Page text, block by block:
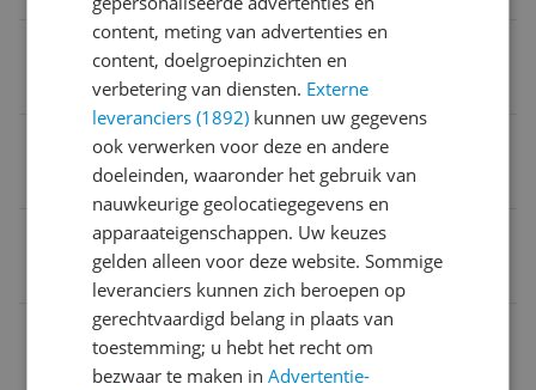
Product lengte
18,9 cm
Geheugenbandbreedte
14.000 MB/s
Product breedte
10,9 cm
Product hoogte
content, meting van advertenties en
content, doelgroepinzichten en
verbetering van diensten. Externe
leveranciers (1892) kunnen uw gegevens
ook verwerken voor deze en andere
doeleinden, waaronder het gebruik van
nauwkeurige geolocatiegegevens en
apparaateigenschappen. Uw keuzes
gelden alleen voor deze website. Sommige
leveranciers kunnen zich beroepen op
gerechtvaardigd belang in plaats van
toestemming; u hebt het recht om
bezwaar te maken inAdvertentie-